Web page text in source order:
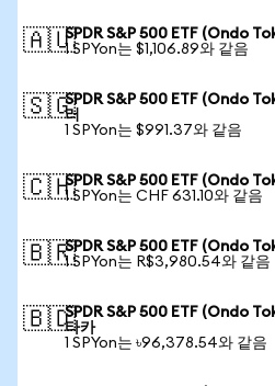
🇦🇺SPDR S&P 500 ETF (Ondo
1 SPYon는 $1,106.89와 같음
🇸🇬SPDR S&P 500 ETF (Ondo
러
1 SPYon는 $991.37와 같음
🇨🇭SPDR S&P 500 ETF (Ondo
1 SPYon는 CHF 631.10와 같음
🇧🇷SPDR S&P 500 ETF (Ondo
1 SPYon는 R$3,980.54와 같음
🇧🇩SPDR S&P 500 ETF (Ondo
타카
1 SPYon는 ৳96,378.54와 같음